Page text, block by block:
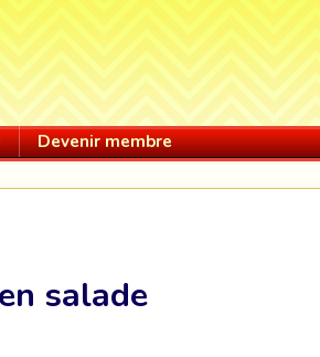
Devenir membre
salade